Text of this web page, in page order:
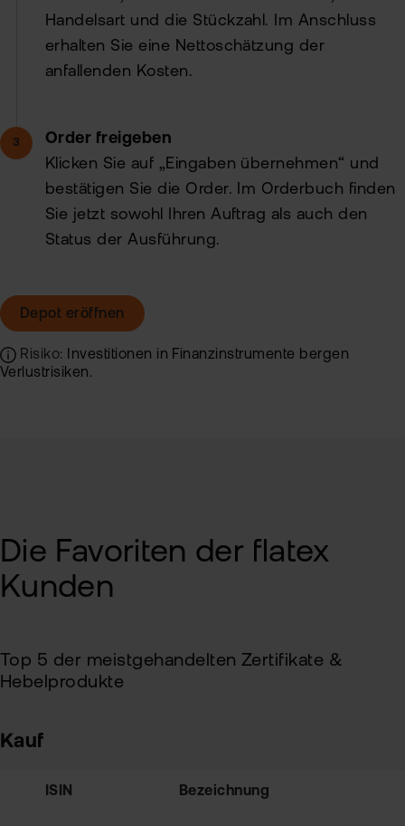
Handelsart und die Stückzahl. Im Anschluss
erhalten Sie eine Nettoschätzung der
anfallenden Kosten.
Order freigeben
Klicken Sie auf „Eingaben übernehmen“ und
bestätigen Sie die Order. Im Orderbuch finden
Sie jetzt sowohl Ihren Auftrag als auch den
Status der Ausführung.
Depot eröffnen
Risiko:
Investitionen in Finanzinstrumente bergen
Verlustrisiken.
Die Favoriten der flatex
Kunden
Top 5 der meistgehandelten Zertifikate &
Hebelprodukte
Kauf
ISIN Bezeichnung